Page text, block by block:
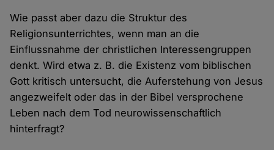
Wie passt aber dazu die Struktur des
Religionsunterrichtes, wenn man an die
Einflussnahme der christlichen Interessengruppen
denkt. Wird etwa z. B. die Existenz vom biblischen
Gott kritisch untersucht, die Auferstehung von Jesus
angezweifelt oder das in der Bibel versprochene
Leben nach dem Tod neurowissenschaftlich
hinterfragt?